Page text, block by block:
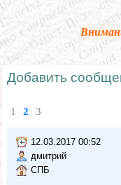
Добавить
1 2 3
12.03.2017 00:52
дмитрий
СПБ